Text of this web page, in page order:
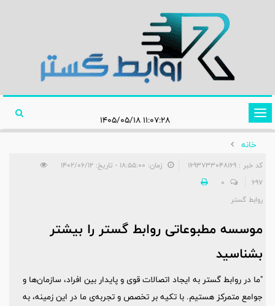
تغییر
وضعیت
ناوبری
۱۱:۰۷:۲۸ ۱۴۰۵/۰۵/۱۸
خانه
کد خبر : 1693733048169
زمان: ۱۸:۵۵:۰۰ - تاریخ: ۱۴۰۲/۰۶/۱۲
697
0
روابط گستر
موسسه مطبوعاتی روابط گستر را بیشتر
بشناسید
"ما در روابط گستر به ایجاد اتصالات قوی و پایدار بین افراد، سازمان‌ها و
جوامع متمرکز هستیم. با تکیه بر تخصص و تجربه‌ی ما در این زمینه، به